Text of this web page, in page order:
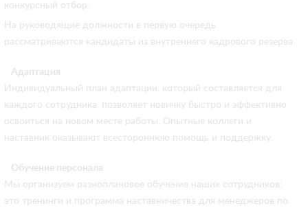
конкурсный отбор.
На руководящие должности в первую очередь
рассматриваются кандидаты из внутреннего кадрового резерва.
Адаптация
Индивидуальный план адаптации, который составляется для
каждого сотрудника, позволяет новичку быстро и эффективно
освоиться на новом месте работы. Опытные коллеги и
наставник оказывают всестороннюю помощь и поддержку.
Обучение персонала
Мы организуем разноплановое обучение наших сотрудников:
это тренинги и программа наставничества для менеджеров по